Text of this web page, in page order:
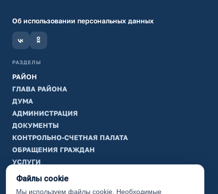
Об использовании персональных данных
РАЗДЕЛЫ
РАЙОН
ГЛАВА РАЙОНА
ДУМА
АДМИНИСТРАЦИЯ
ДОКУМЕНТЫ
КОНТРОЛЬНО-СЧЕТНАЯ ПАЛАТА
ОБРАЩЕНИЯ ГРАЖДАН
УСЛУГИ
ТИК
Файлы cookie
Мы используем файлы cookie. Необходимые